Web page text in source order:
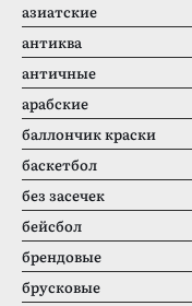
азиатские
антиква
античные
арабские
баллончик краски
баскетбол
без засечек
бейсбол
брендовые
брусковые